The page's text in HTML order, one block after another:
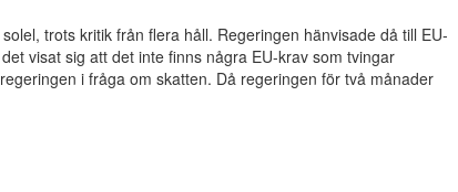
trots kritik från flera håll. Regeringen hänvisade då till EU-
visat sig att det inte finns några EU-krav som tvingar
i fråga om skatten. Då regeringen för två månader